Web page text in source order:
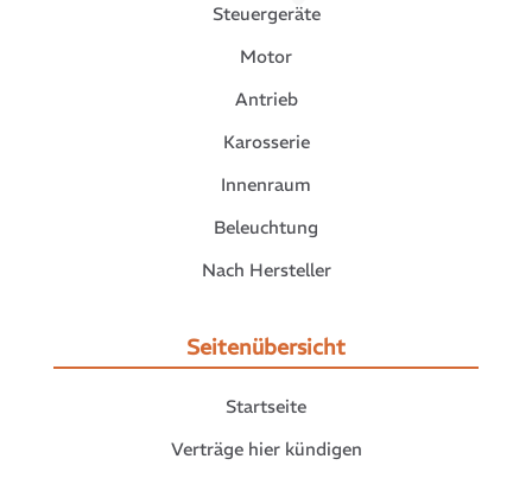
Steuergeräte
Motor
Antrieb
Karosserie
Innenraum
Beleuchtung
Nach Hersteller
Seitenübersicht
Startseite
Verträge hier kündigen